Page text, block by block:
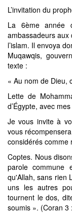
L’invitation du
La 6ème année
ambassadeurs
l’islam. Il envoya
Muqawqis,
texte :
« Au nom de Dieu,
Lette de
d’Égypte, avec
Je vous invite à
vous
considérés comme
Coptes. Nous
parole commune
qu'Allah, sans rien
uns les autres
tournent le dos,
soumis ». (Coran 3